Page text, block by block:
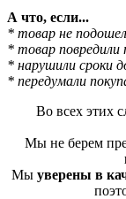
А что, если...
* товар не
* товар повредили
* нарушили сроки
* передумали
Во всех этих
Мы не берем
Мы уверены в